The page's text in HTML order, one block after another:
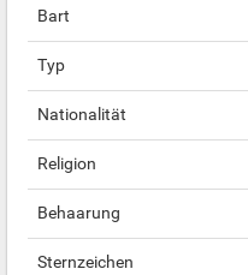
Bart
Typ
Nationalität
Religion
Behaarung
Sternzeichen